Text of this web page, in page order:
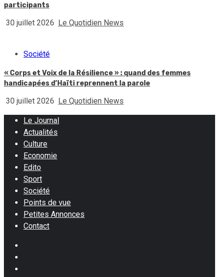
participants
30 juillet 2026 Le Quotidien News
Société
« Corps et Voix de la Résilience » : quand des femmes
handicapées d’Haïti reprennent la parole
30 juillet 2026 Le Quotidien News
Le Journal
Actualités
Culture
Economie
Edito
Sport
Société
Points de vue
Petites Annonces
Contact